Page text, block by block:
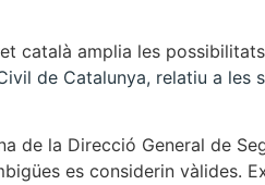
català amplia les
de Catalunya, relatiu a les
de la Direcció General de
es considerin vàlides.